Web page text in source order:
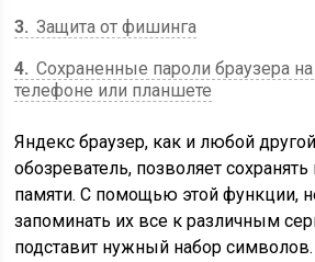
3 Защита от фишинга
4 Сохраненные пароли браузера
телефоне или планшете
Яндекс браузер, как и любой
обозреватель, позволяет
памяти. С помощью этой функции,
запоминать их все к различным
подставит нужный набор символов.